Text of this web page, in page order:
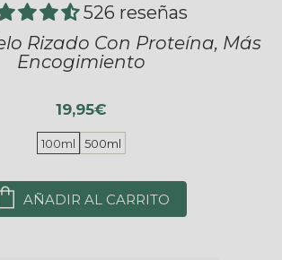
526 reseñas
Rizado Con Proteína, Más
Encogimiento
19,95€
100ml 500ml
AÑADIR AL CARRITO